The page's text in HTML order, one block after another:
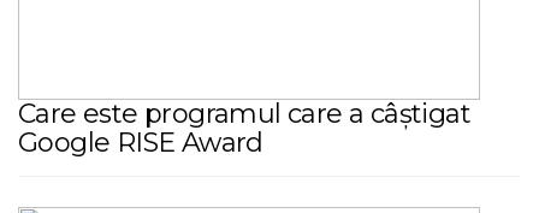
Care este programul care a câștigat
Google RISE Award